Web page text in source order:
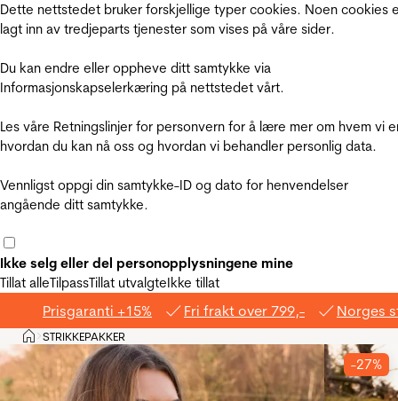
Dette nettstedet bruker forskjellige typer cookies. Noen cookies
lagt inn av tredjeparts tjenester som vises på våre sider.
Du kan endre eller oppheve ditt samtykke via
Informasjonskapselerkæring på nettstedet vårt.
Les våre Retningslinjer for personvern for å lære mer om hvem vi
hvordan du kan nå oss og hvordan vi behandler personlig data.
Vennligst oppgi din samtykke-ID og dato for henvendelser
angående ditt samtykke.
Ikke selg eller del personopplysningene mine
Tillat alleTilpassTillat utvalgteIkke tillat
Prisgaranti +15% Fri frakt over 799,- Norges
Hjem
>STRIKKEPAKKER
-27%